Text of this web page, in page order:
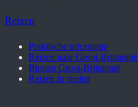
Reizen
Praktische informatie
Reizen naar Groot-Brittannië
Binnen Groot-Brittannië
Reizen in steden